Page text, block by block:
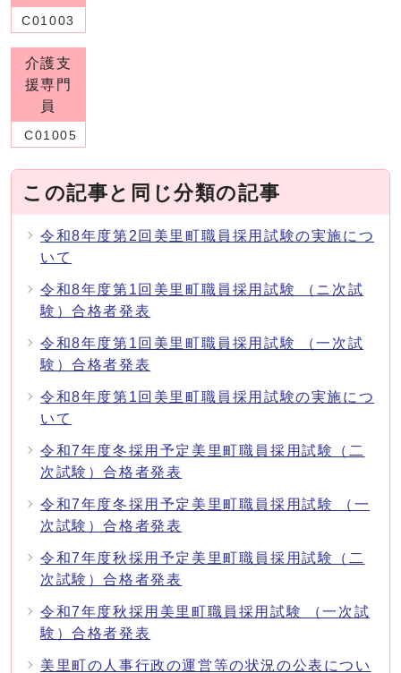
C01003
介護支
援専門
員
C01005
この記事と同じ分類の記事
令和8年度第2回美里町職員採用試験の実施につ
いて
令和8年度第1回美里町職員採用試験 （ニ次試
験）合格者発表
令和8年度第1回美里町職員採用試験 （一次試
験）合格者発表
令和8年度第1回美里町職員採用試験の実施につ
いて
令和7年度冬採用予定美里町職員採用試験（二
次試験）合格者発表
令和7年度冬採用予定美里町職員採用試験 （一
次試験）合格者発表
令和7年度秋採用予定美里町職員採用試験（二
次試験）合格者発表
令和7年度秋採用美里町職員採用試験 （一次試
験）合格者発表
美里町の人事行政の運営等の状況の公表につい